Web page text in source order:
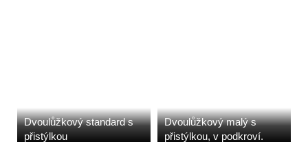
Dvoulůžkový standard s
přistýlkou
Dvoulůžkový malý s
přistýlkou, v podkroví.